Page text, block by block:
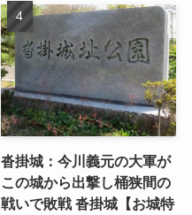
沓掛城：今川義元の大軍が
この城から出撃し桶狭間の
戦いで敗戦 沓掛城【お城特